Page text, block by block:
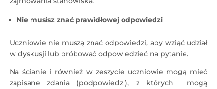
Nie musisz znać prawidłowej odpowiedzi
Uczniowie nie muszą znać odpowiedzi, aby wziąć udział
w dyskusji lub próbować odpowiedzieć na pytanie.
Na ścianie i również w zeszycie uczniowie mogą mieć
zapisane zdania (podpowiedzi), z których mogą